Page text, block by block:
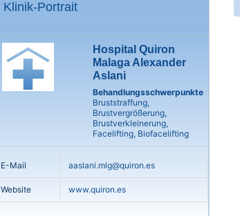
Klinik-Portrait
Hospital Quiron
Malaga Alexander
Aslani
Behandlungsschwerpunkte
Bruststraffung,
Brustvergrößerung,
Brustverkleinerung,
Facelifting, Biofacelifting
E-Mail aaslani.mlg@quiron.es
Website www.quiron.es